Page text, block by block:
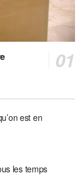
est en
les temps